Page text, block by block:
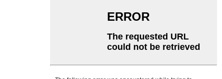
Swahili
Tajik
Telugu